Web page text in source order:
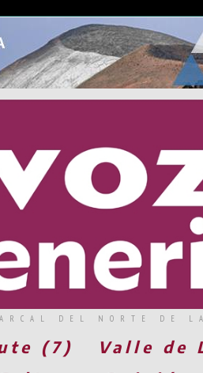
DEL NORTE DE
(7) Valle de